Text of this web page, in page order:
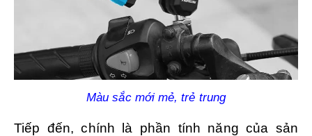
Màu sắc mới mẻ, trẻ trung
Tiếp đến, chính là phần tính năng của sản